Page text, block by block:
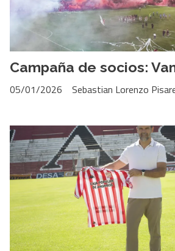
Campaña de socios:
Sebastian Lorenzo
05/01/2026